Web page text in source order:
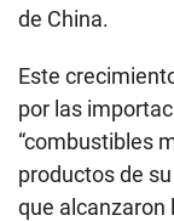
de China.
Este
por las
“combustibles
productos de
que alcanzaron